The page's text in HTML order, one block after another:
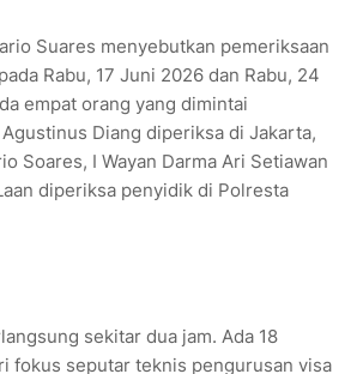
Suares menyebutkan pemeriksaan
Rabu, 17 Juni 2026 dan Rabu, 24
empat orang yang dimintai
Diang diperiksa di Jakarta,
Soares, I Wayan Darma Ari Setiawan
diperiksa penyidik di Polresta
sekitar dua jam. Ada 18
fokus seputar teknis pengurusan visa